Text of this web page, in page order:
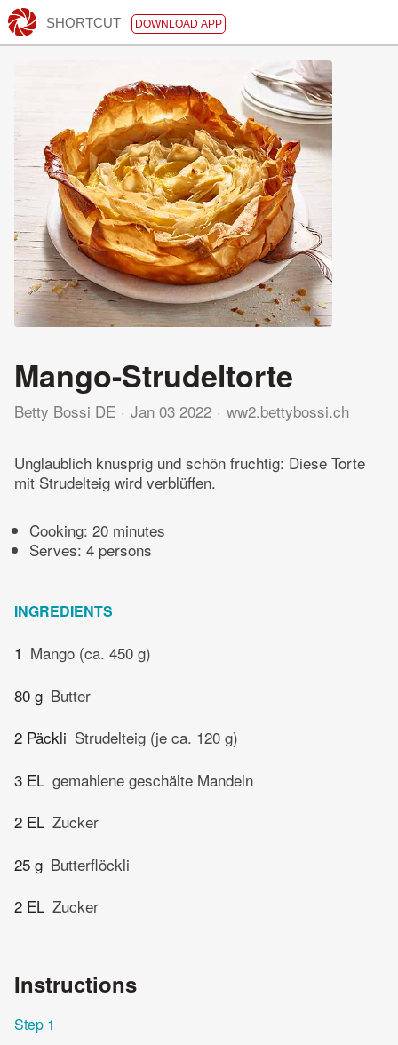
SHORTCUT DOWNLOAD APP
Mango-Strudeltorte
Betty Bossi DE Jan 03 2022 ww2.bettybossi.ch
Unglaublich knusprig und schön fruchtig: Diese Torte
mit Strudelteig wird verblüffen.
Cooking: 20 minutes
Serves: 4 persons
INGREDIENTS
1 Mango (ca. 450 g)
80 g Butter
2 Päckli Strudelteig (je ca. 120 g)
3 EL gemahlene geschälte Mandeln
2 EL Zucker
25 g Butterflöckli
2 EL Zucker
Instructions
Step 1